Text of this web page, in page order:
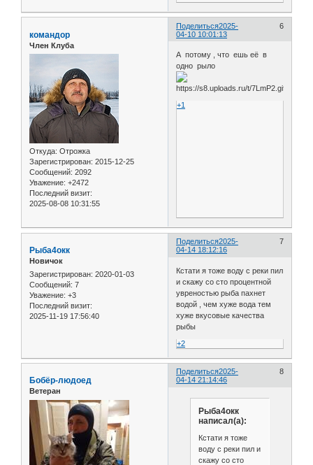
Поделиться 6
2025-
04-10 10:01:13
командор
Член Клуба
Откуда: Отрожка
Зарегистрирован: 2015-12-25
Сообщений: 2092
Уважение: +2472
Последний визит:
2025-08-08 10:31:55
А потому , что ешь её в
одно рыло
+1
Поделиться 7
2025-
04-14 18:12:16
Рыба4окк
Новичок
Зарегистрирован: 2020-01-03
Сообщений: 7
Уважение: +3
Последний визит:
2025-11-19 17:56:40
Кстати я тоже воду с реки пил
и скажу со сто процентной
увреностью рыба пахнет
водой , чем хуже вода тем
хуже вкусовые качества
рыбы
+2
Поделиться 8
2025-
04-14 21:14:46
Бобёр-людоед
Ветеран
Рыба4окк
написал(а):
Кстати я тоже
воду с реки пил и
скажу со сто